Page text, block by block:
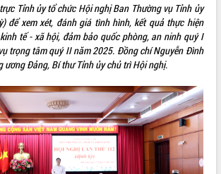
Tỉnh ủy tổ chức Hội nghị Ban Thường vụ Tỉnh ủy
để xem xét, đánh giá tình hình, kết quả thực hiện
tế - xã hội, đảm bảo quốc phòng, an ninh quý I
trọng tâm quý II năm 2025. Đồng chí Nguyễn Đình
ương Đảng, Bí thư Tỉnh ủy chủ trì Hội nghị.